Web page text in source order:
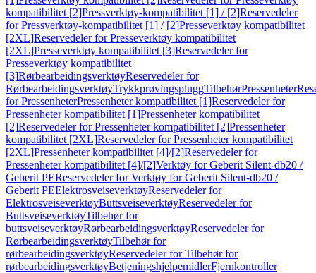
kompatibilitet [2]Pressverktøy-kompatibilitet [1] / [2]Reservedeler
for Pressverktøy-kompatibilitet [1] / [2]Presseverktøy kompatibilitet
[2XL]Reservedeler for Presseverktøy kompatibilitet
[2XL]Presseverktøy kompatibilitet [3]Reservedeler for
Presseverktøy kompatibilitet
[3]RørbearbeidingsverktøyReservedeler for
RørbearbeidingsverktøyTrykkprøvingspluggTilbehørPressenheter
for PressenheterPressenheter kompatibilitet [1]Reservedeler for
Pressenheter kompatibilitet [1]Pressenheter kompatibilitet
[2]Reservedeler for Pressenheter kompatibilitet [2]Pressenheter
kompatibilitet [2XL]Reservedeler for Pressenheter kompatibilitet
[2XL]Pressenheter kompatibilitet [4]/[2]Reservedeler for
Pressenheter kompatibilitet [4]/[2]Verktøy for Geberit Silent-db20 /
Geberit PEReservedeler for Verktøy for Geberit Silent-db20 /
Geberit PEElektrosveiseverktøyReservedeler for
ElektrosveiseverktøyButtsveiseverktøyReservedeler for
ButtsveiseverktøyTilbehør for
buttsveiseverktøyRørbearbeidingsverktøyReservedeler for
RørbearbeidingsverktøyTilbehør for
rørbearbeidingsverktøyReservedeler for Tilbehør for
rørbearbeidingsverktøyBetjeningshjelpemidlerFjernkontroller